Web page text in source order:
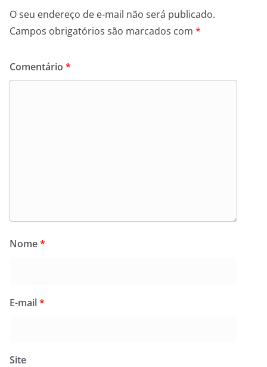
O seu endereço de e-mail não será publicado.
Campos obrigatórios são marcados com *
Comentário *
Nome*
E-mail*
Site